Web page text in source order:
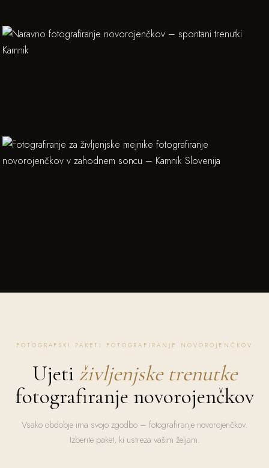
FOTOGRAFSKI PAKETI FOTOGRAFIRANJE NOVOROJENČKOV
Ujeti življenjske trenutke
fotografiranje novorojenčkov
Vsako obdobje ima svojo zgodbo – fotografiranje novorojenčkov.
Izberite paket, ki ustreza vašim željam.